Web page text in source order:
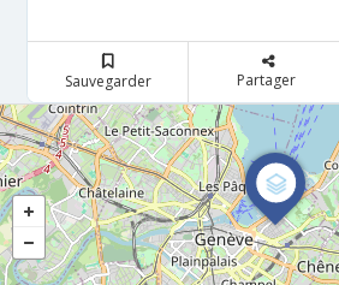
Sauvegarder Partager